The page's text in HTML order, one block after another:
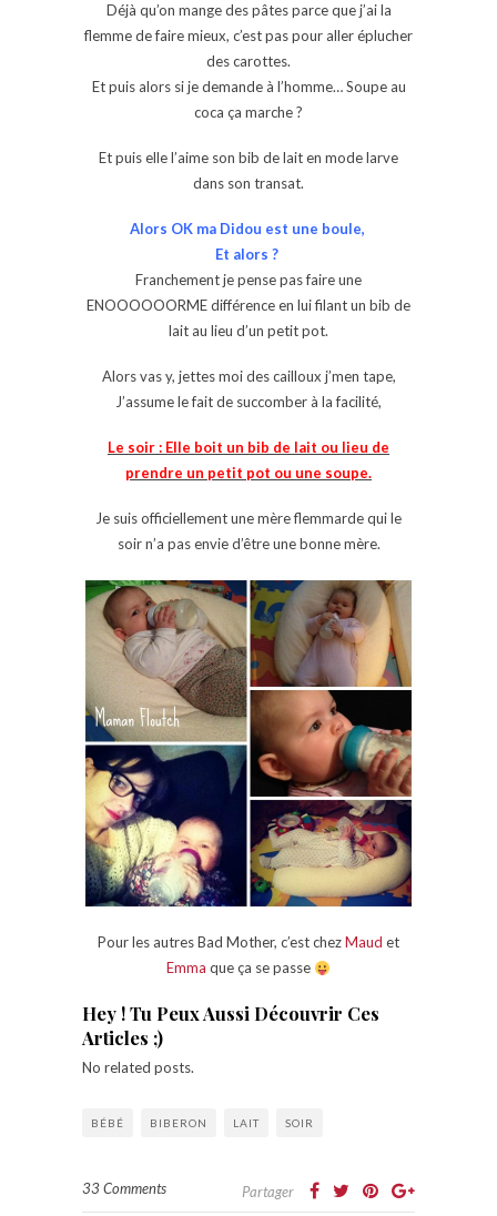
Déjà qu’on mange des pâtes parce que j’ai la
flemme de faire mieux, c’est pas pour aller éplucher
des carottes.
Et puis alors si je demande à l’homme… Soupe au
coca ça marche ?
Et puis elle l’aime son bib de lait en mode larve
dans son transat.
Alors OK ma Didou est une boule,
Et alors ?
Franchement je pense pas faire une
ENOOOOOORME différence en lui filant un bib de
lait au lieu d’un petit pot.
Alors vas y, jettes moi des cailloux j’men tape,
J’assume le fait de succomber à la facilité,
Le soir : Elle boit un bib de lait ou lieu de
prendre un petit pot ou une soupe.
Je suis officiellement une mère flemmarde qui le
soir n’a pas envie d’être une bonne mère.
Pour les autres Bad Mother, c’est chezMaud et
Emmaque ça se passe
Hey ! Tu Peux Aussi Découvrir Ces
Articles ;)
No related posts.
BÉBÉ BIBERON LAIT SOIR
33 Comments Partager